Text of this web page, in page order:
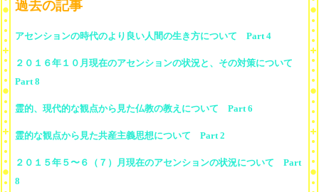
過去の記事
アセンションの時代のより良い人間の生き方について Part 4
２０１６年１０月現在のアセンションの状況と、その対策について
Part 8
霊的、現代的な観点から見た仏教の教えについて Part 6
霊的な観点から見た共産主義思想について Part 2
２０１５年５〜６（７）月現在のアセンションの状況について Part
8